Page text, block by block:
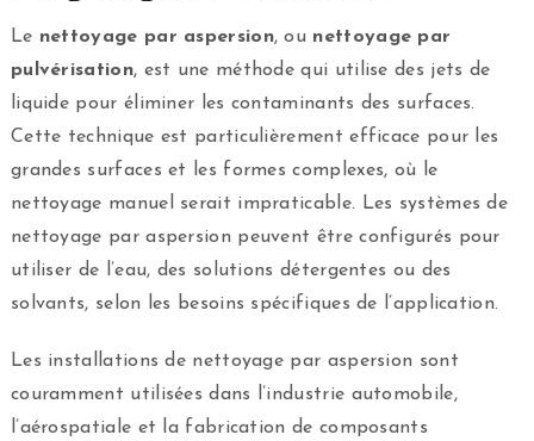
Le nettoyage par aspersion, ou nettoyage par
pulvérisation, est une méthode qui utilise des jets de
liquide pour éliminer les contaminants des surfaces.
Cette technique est particulièrement efficace pour les
grandes surfaces et les formes complexes, où le
nettoyage manuel serait impraticable. Les systèmes de
nettoyage par aspersion peuvent être configurés pour
utiliser de l’eau, des solutions détergentes ou des
solvants, selon les besoins spécifiques de l’application.
Les installations de nettoyage par aspersion sont
couramment utilisées dans l’industrie automobile,
l’aérospatiale et la fabrication de composants